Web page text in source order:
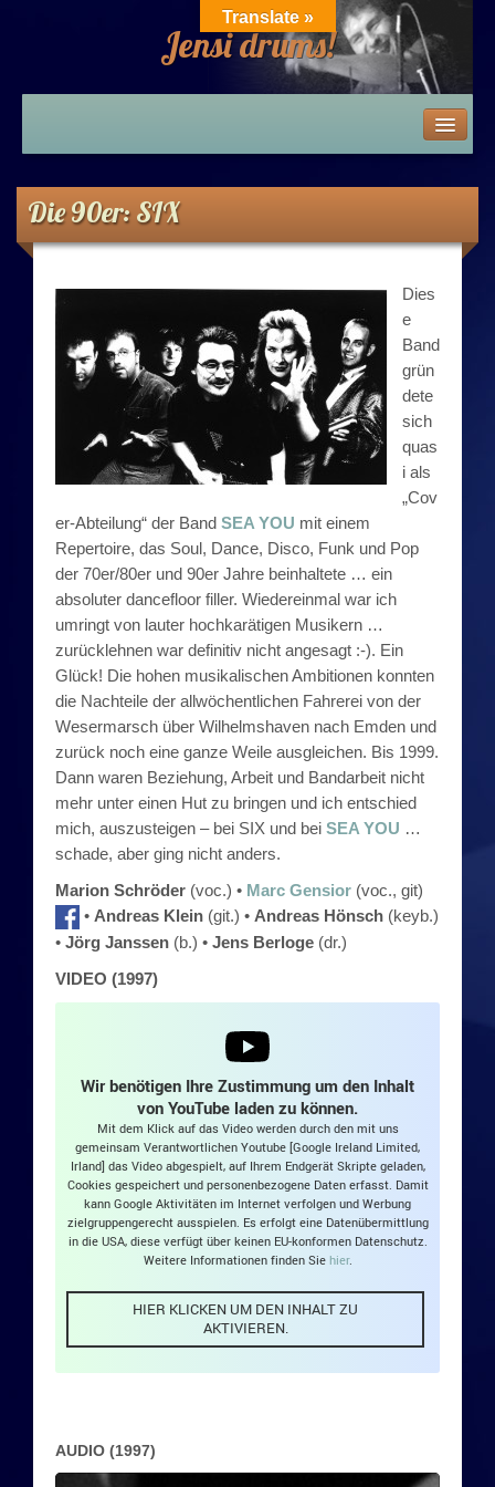
Jensi drums!
News
Die 80er: Zeitwind / Band des Alles-SAT-Theaters
Die 80er: Homa Hajeto / Friex / Movable Space
Die 80er: Hot Rats
Die 80er: Spell
Die 90er
Die 90er: Hot Rats Reservebank
Die 90er: Boob Tube
Die 90er: Naked Souls
Die 90er: King B. & Friends in Groove
Die 90er: Sea You
Die 90er: SIX
2015: Freaky Christmas by Esther Filly Ridstyle
Die 2010er: Funtastic 4
Die 2010er: Peurcy & Band
Aktuelle Bands
Aktuelle Projekte
Die Archetypen
Die 90er: SIX
Dies
e
Band
grün
dete
sich
quas
i als
„Cov
er-Abteilung“ der Band SEA YOU mit einem
Repertoire, das Soul, Dance, Disco, Funk und Pop
der 70er/80er und 90er Jahre beinhaltete … ein
absoluter dancefloor filler. Wiedereinmal war ich
umringt von lauter hochkarätigen Musikern …
zurücklehnen war definitiv nicht angesagt :-). Ein
Glück! Die hohen musikalischen Ambitionen konnten
die Nachteile der allwöchentlichen Fahrerei von der
Wesermarsch über Wilhelmshaven nach Emden und
zurück noch eine ganze Weile ausgleichen. Bis 1999.
Dann waren Beziehung, Arbeit und Bandarbeit nicht
mehr unter einen Hut zu bringen und ich entschied
mich, auszusteigen – bei SIX und bei SEA YOU …
schade, aber ging nicht anders.
Marion Schröder (voc.) • Marc Gensior (voc., git)
• Andreas Klein (git.) • Andreas Hönsch (keyb.)
• Jörg Janssen (b.) • Jens Berloge (dr.)
VIDEO (1997)
Wir benötigen Ihre Zustimmung um den Inhalt
von YouTube laden zu können.
Mit dem Klick auf das Video werden durch den mit uns
gemeinsam Verantwortlichen Youtube [Google Ireland Limited,
Irland] das Video abgespielt, auf Ihrem Endgerät Skripte geladen,
Cookies gespeichert und personenbezogene Daten erfasst. Damit
kann Google Aktivitäten im Internet verfolgen und Werbung
zielgruppengerecht ausspielen. Es erfolgt eine Datenübermittlung
in die USA, diese verfügt über keinen EU-konformen Datenschutz.
Weitere Informationen finden Sie hier.
HIER KLICKEN UM DEN INHALT ZU
AKTIVIEREN.
AUDIO (1997)
Audio-
Translate »